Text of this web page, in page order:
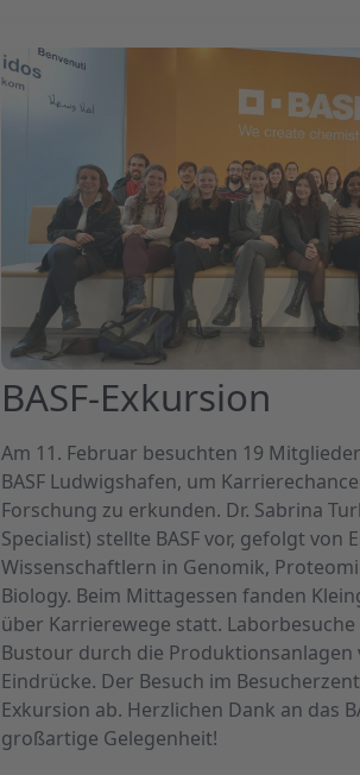
BASF-Exkursion
Am 11. Februar besuchten 19
BASF Ludwigshafen, um
Forschung zu erkunden. Dr. Sabrina
Specialist) stellte BASF vor, gefolgt von
Wissenschaftlern in Genomik,
Biology. Beim Mittagessen fanden
über Karrierewege statt.
Bustour durch die
Eindrücke. Der Besuch im
Exkursion ab. Herzlichen Dank an das
großartige Gelegenheit!